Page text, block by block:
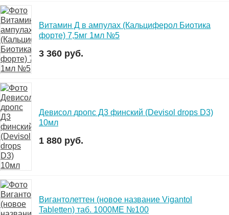
Витамин Д в ампулах (Кальциферол Биотика
форте) 7,5мг 1мл №5
3 360 руб.
Девисол дропс Д3 финский (Devisol drops D3)
10мл
1 880 руб.
Вигантолеттен (новое название Vigantol
Tabletten) таб. 1000МЕ №100